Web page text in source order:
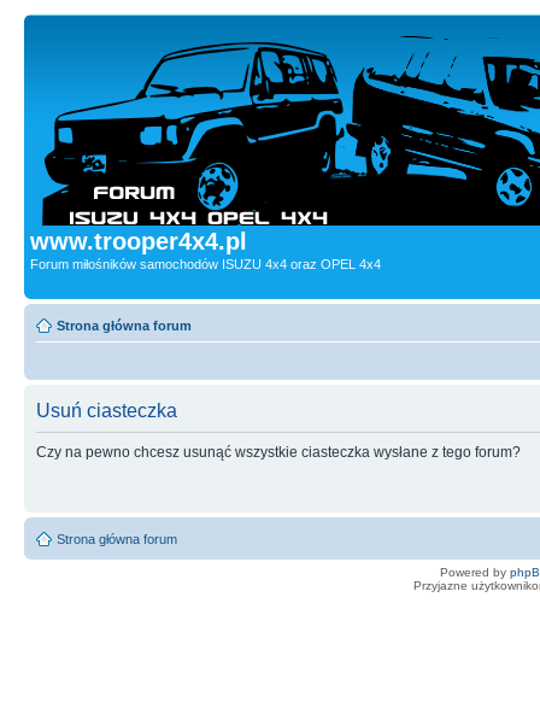
www.trooper4x4.pl
Forum miłośników samochodów ISUZU 4x4 oraz OPEL 4x4
Strona główna forum
Usuń ciasteczka
Czy na pewno chcesz usunąć wszystkie ciasteczka wysłane z tego forum?
Strona główna forum
Powered by
Przyjazne